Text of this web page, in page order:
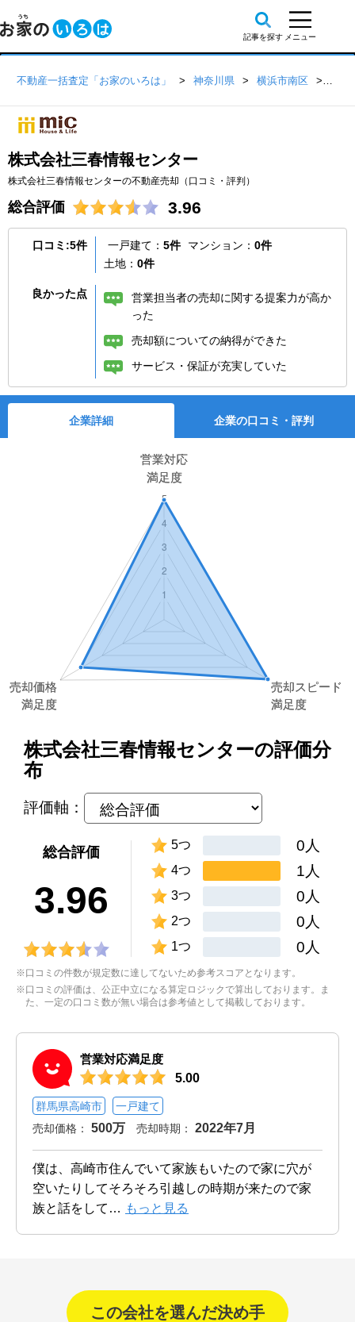
不動産一括査定「お家のいろは」 神奈川県 横浜市南区
株式会社三春情報センター
株式会社三春情報センターの不動産売却（口コミ・評判）
総合評価 3.96
口コミ:5件 一戸建て： 5件 マンション： 0件
土地： 0件
良かった点
営業担当者の売却に関する提案力が高か
った
売却額についての納得ができた
サービス・保証が充実していた
企業詳細 企業の口コミ・評判
株式会社三春情報センターの評価分
布
評価軸：
総合評価
3.96
5つ 0人
4つ 1人
3つ 0人
2つ 0人
1つ 0人
※口コミの件数が規定数に達してないため参考スコアとなります。
※口コミの評価は、公正中立になる算定ロジックで算出しております。ま
た、一定の口コミ数が無い場合は参考値として掲載しております。
営業対応満足度
5.00
群馬県高崎市
一戸建て
売却価格：
500万 売却時期： 2022年7月
僕は、高崎市住んでいて家族もいたので家に穴が
空いたりしてそろそろ引越しの時期が来たので家
族と話をして … もっと見る
この会社を選んだ決め手